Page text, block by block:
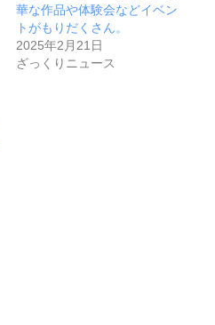
華な作品や体験会などイベン
トがもりだくさん。
2025年2月21日
ざっくりニュース